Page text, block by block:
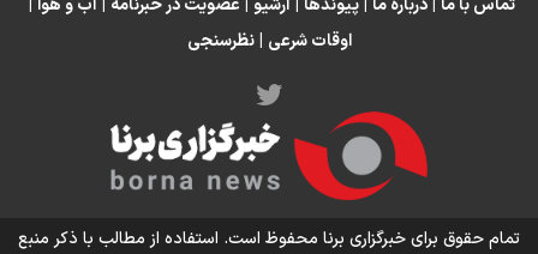
اینفو برنا/ میزان مالیات بر ارزش افزوده چقدر است؟
تماس با ما | درباره ما | پیوندها | آرشیو | عضویت در خبرنامه | آب و هوا |
اوقات شرعی | نظرسنجی
تمام حقوق برای خبرگزاری برنا محفوظ است. استفاده از مطالب با ذکر منبع